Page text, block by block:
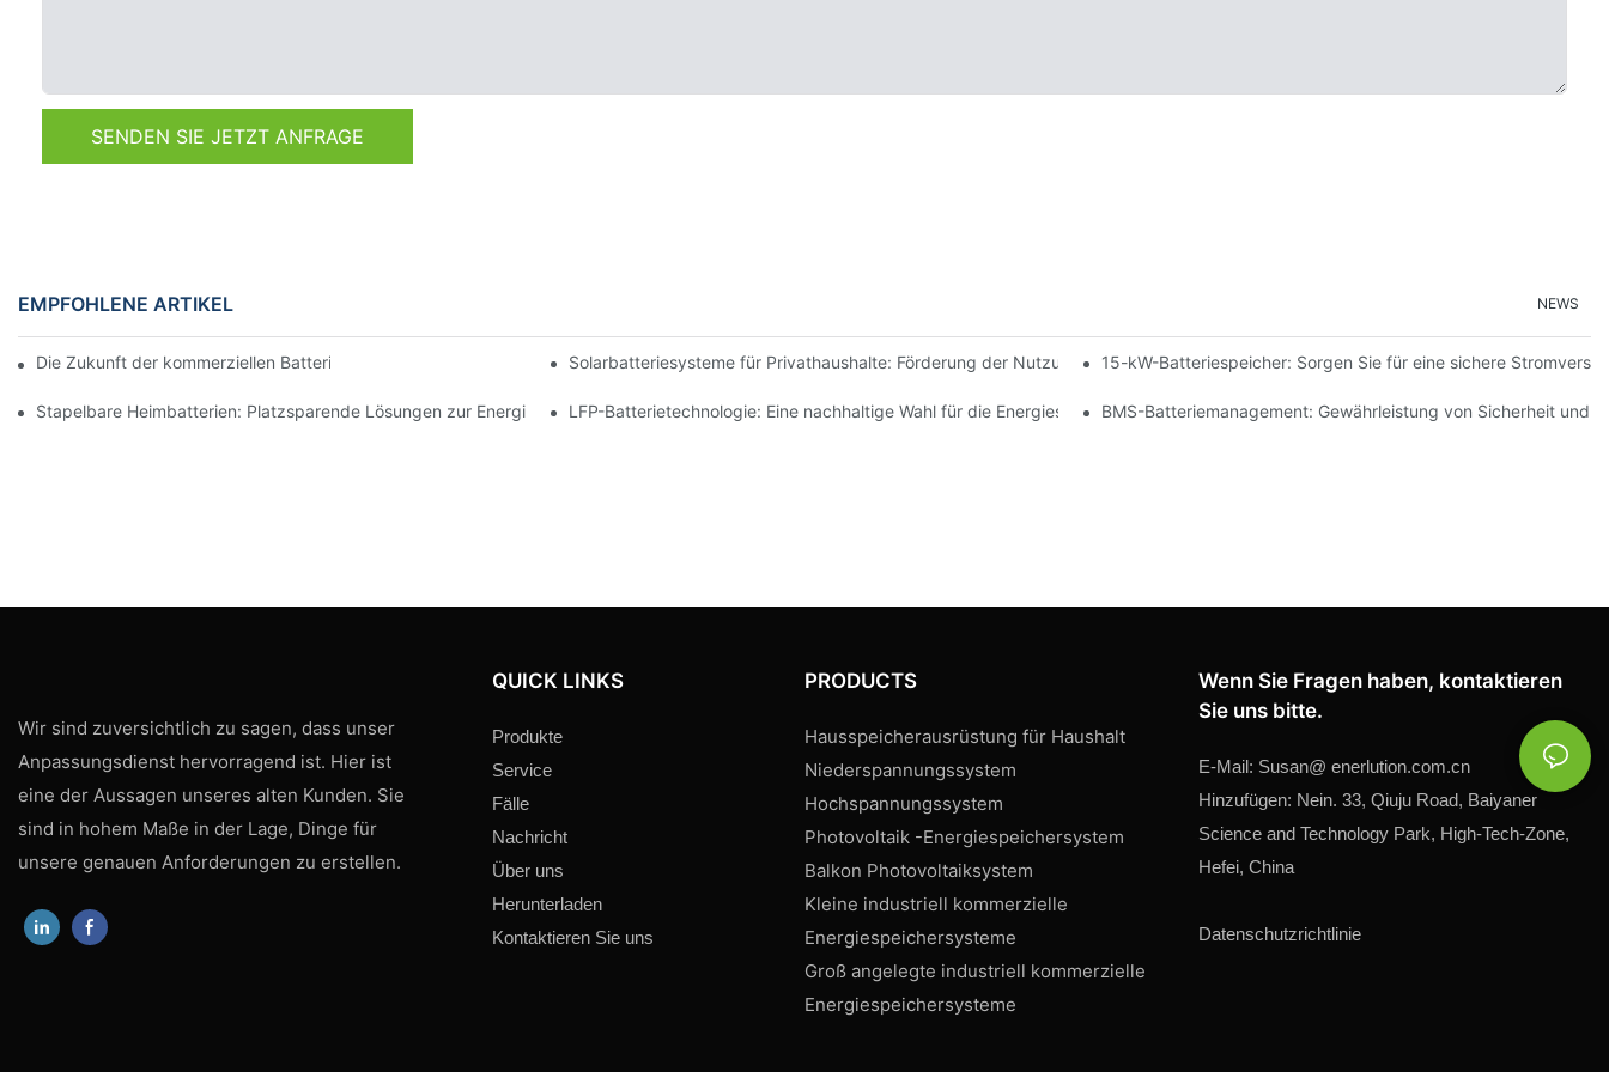
SENDEN SIE JETZT ANFRAGE
EMPFOHLENE ARTIKEL NEWS
Die Zukunft der kommerziellen Batteriespeicherung: Trends und InnovationenSolarbatteriesysteme für Privathaushalte: Förderung der Nutzung erneuerbarer Energien15-kW-Batteriespeicher: Sorgen Sie für eine sichere
Stapelbare Heimbatterien: Platzsparende Lösungen zur EnergiespeicherungLFP-Batterietechnologie: Eine nachhaltige Wahl für die EnergiespeicherungBMS-Batteriemanagement: Gewährleistung von Sicherheit und
Wir sind zuversichtlich zu sagen, dass unser
Anpassungsdienst hervorragend ist. Hier ist
eine der Aussagen unseres alten Kunden. Sie
sind in hohem Maße in der Lage, Dinge für
unsere genauen Anforderungen zu erstellen.
QUICK LINKS
Produkte
Service
Fälle
Nachricht
Über uns
Herunterladen
Kontaktieren Sie uns
PRODUCTS
Hausspeicherausrüstung für Haushalt
Niederspannungssystem
Hochspannungssystem
Photovoltaik -Energiespeichersystem
Balkon Photovoltaiksystem
Kleine industriell kommerzielle
Energiespeichersysteme
Groß angelegte industriell kommerzielle
Energiespeichersysteme
Wenn Sie Fragen haben, kontaktieren
Sie uns bitte.
E-Mail: Susan@ enerlution.com.cn
Hinzufügen: Nein. 33, Qiuju Road, Baiyaner
Science and Technology Park, High-Tech-Zone,
Hefei, China
Datenschutzrichtlinie